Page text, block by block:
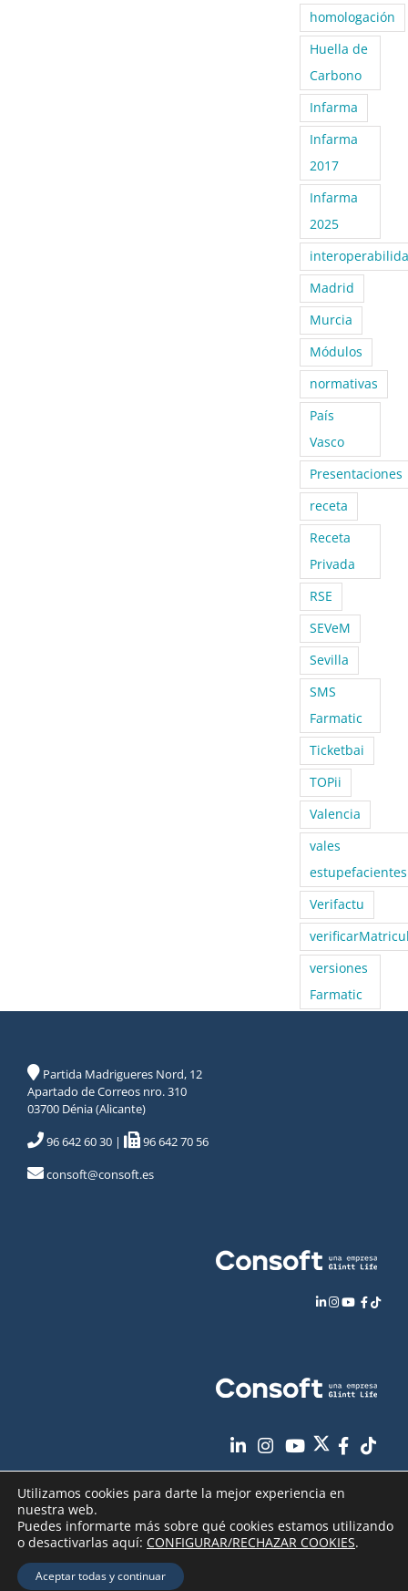
homologación
Huella de
Carbono
Infarma
Infarma
2017
Infarma
2025
Madrid
Murcia
Módulos
normativas
País
Vasco
Presentaciones
receta
Receta
Privada
RSE
SEVeM
Sevilla
SMS
Farmatic
Ticketbai
TOPii
Valencia
vales
estupefacientes
Verifactu
versiones
Farmatic
Partida Madrigueres Nord, 12
Apartado de Correos nro. 310
03700 Dénia (Alicante)
96 642 60 30 |
96 642 70 56
consoft@consoft.es
Copyright2026 - Consoft |Aviso Legal
Política de Cookies|Seguridad de sus datos
Utilizamos cookies para darte la mejor experiencia en
nuestra web.
Puedes informarte más sobre qué cookies estamos utilizando
o desactivarlas aquí: CONFIGURAR/RECHAZAR COOKIES.
Aceptar todas y continuar